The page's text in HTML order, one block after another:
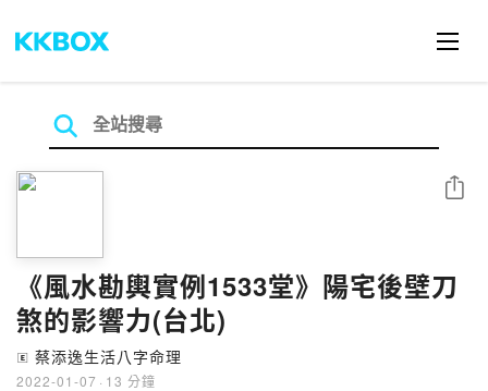
《風水勘輿實例1533堂》陽宅後壁刀
煞的影響力(台北)
🄴 蔡添逸生活八字命理
2022-01-07 · 13 分鐘
分享